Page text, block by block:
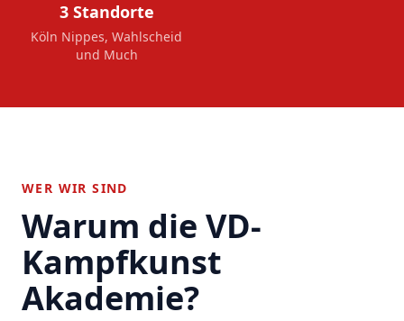
3 Standorte
Köln Nippes, Wahlscheid
und Much
WER WIR SIND
Warum die VD-
Kampfkunst
Akademie?